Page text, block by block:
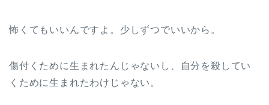
怖くてもいいんですよ。少しずつでいいから。
傷付くために生まれたんじゃないし、自分を殺してい
くために生まれたわけじゃない。